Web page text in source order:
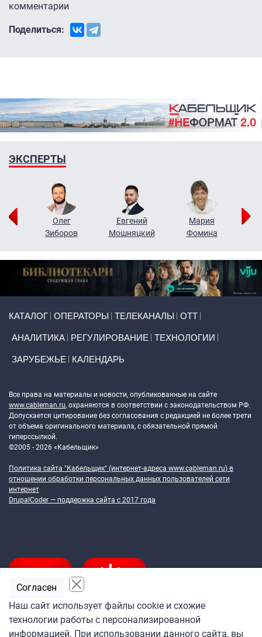
комментарии
Поделиться:
ЭКСПЕРТЫ
Олег
Зиборов
Евгений
Мошняцкий
Мария
Фомина
КАТАЛОГ ОПЕРАТОРЫ ТЕЛЕКАНАЛЫ ОТТ
АНАЛИТИКА РЕГУЛИРОВАНИЕ ТЕХНОЛОГИИ
ЗАРУБЕЖЬЕ КАЛЕНДАРЬ
Все права на материалы и новости, опубликованные на сайте
www.cableman.ru, охраняются в соответствии с законодательством РФ.
Допускается цитирование без согласования с редакцией не более трети
от объема оригинального материала, с обязательной прямой
гиперссылкой.
©2005 - 2026 «Кабельщик»
Политика сайта "Кабельщик" (интернет-адреса www.cableman.ru) в
отношении обработки персональных данных пользователей сети
интернет
DrupalCoder — поддержка сайта c 2017 года
Подпишитесь
Наш сайт использует файлы cookie и схожие
технологии работы с персонализированной
информацией. При использовании данного сайта, вы
Согласен